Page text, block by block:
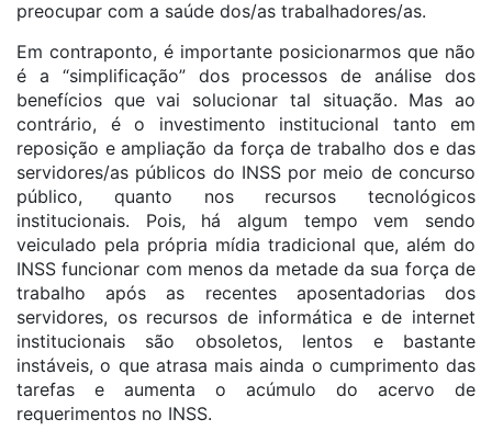
preocupar com a saúde dos/as trabalhadores/as.
Em contraponto, é importante posicionarmos que não
é a “simplificação” dos processos de análise dos
benefícios que vai solucionar tal situação. Mas ao
contrário, é o investimento institucional tanto em
reposição e ampliação da força de trabalho dos e das
servidores/as públicos do INSS por meio de concurso
público, quanto nos recursos tecnológicos
institucionais. Pois, há algum tempo vem sendo
veiculado pela própria mídia tradicional que, além do
INSS funcionar com menos da metade da sua força de
trabalho após as recentes aposentadorias dos
servidores, os recursos de informática e de internet
institucionais são obsoletos, lentos e bastante
instáveis, o que atrasa mais ainda o cumprimento das
tarefas e aumenta o acúmulo do acervo de
requerimentos no INSS.